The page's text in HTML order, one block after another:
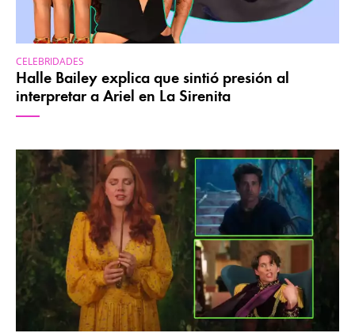
CELEBRIDADES
Halle Bailey explica que sintió presión al
interpretar a Ariel en La Sirenita